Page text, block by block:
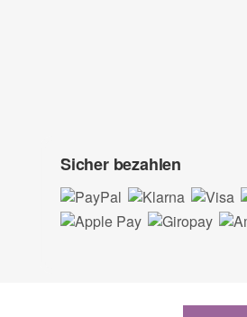
Sicher bezahlen